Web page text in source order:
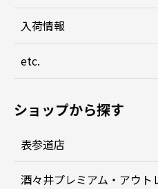
入荷情報
etc.
ショップから探す
表参道店
酒々井プレミアム・アウト